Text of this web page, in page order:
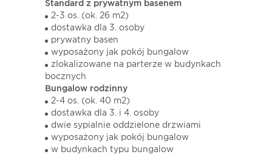
Standard z prywatnym basenem
2-3 os. (ok. 26 m2)
dostawka dla 3. osoby
prywatny basen
wyposażony jak pokój bungalow
zlokalizowane na parterze w budynkach
bocznych
Bungalow rodzinny
2-4 os. (ok. 40 m2)
dostawka dla 3. i 4. osoby
dwie sypialnie oddzielone drzwiami
wyposażony jak pokój bungalow
w budynkach typu bungalow